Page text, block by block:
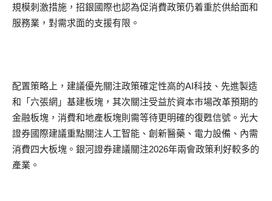
規模刺激措施，招銀國際也認為促消費政策仍着重於供給面和
服務業，對需求面的支援有限。
配置策略上，建議優先關注政策確定性高的AI科技、先進製造
和「六張網」基建板塊，其次關注受益於資本市場改革預期的
金融板塊，消費和地產板塊則需等待更明確的復甦信號。光大
證券國際建議重點關注人工智能、創新醫藥、電力設備、內需
消費四大板塊。銀河證券建議關注2026年兩會政策利好較多的
產業。